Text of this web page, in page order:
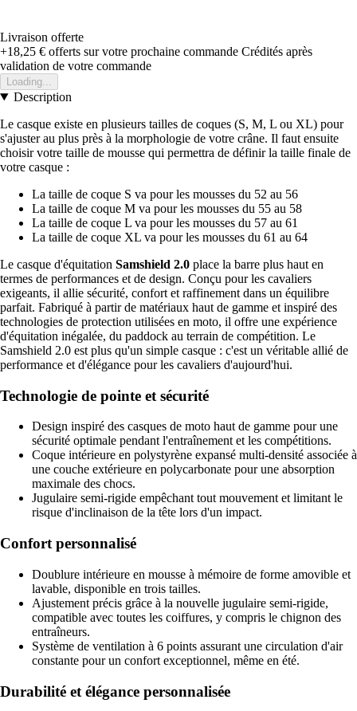
Livraison offerte
+18,25 € offerts sur votre prochaine commande Crédités après
validation de votre commande
Loading...
Description
Le casque existe en plusieurs tailles de coques (S, M, L ou XL) pour
s'ajuster au plus près à la morphologie de votre crâne. Il faut ensuite
choisir votre taille de mousse qui permettra de définir la taille finale de
votre casque :
La taille de coque S va pour les mousses du 52 au 56
La taille de coque M va pour les mousses du 55 au 58
La taille de coque L va pour les mousses du 57 au 61
La taille de coque XL va pour les mousses du 61 au 64
Le casque d'équitation Samshield 2.0 place la barre plus haut en
termes de performances et de design. Conçu pour les cavaliers
exigeants, il allie sécurité, confort et raffinement dans un équilibre
parfait. Fabriqué à partir de matériaux haut de gamme et inspiré des
technologies de protection utilisées en moto, il offre une expérience
d'équitation inégalée, du paddock au terrain de compétition. Le
Samshield 2.0 est plus qu'un simple casque : c'est un véritable allié de
performance et d'élégance pour les cavaliers d'aujourd'hui.
Technologie de pointe et sécurité
Design inspiré des casques de moto haut de gamme pour une
sécurité optimale pendant l'entraînement et les compétitions.
Coque intérieure en polystyrène expansé multi-densité associée à
une couche extérieure en polycarbonate pour une absorption
maximale des chocs.
Jugulaire semi-rigide empêchant tout mouvement et limitant le
risque d'inclinaison de la tête lors d'un impact.
Confort personnalisé
Doublure intérieure en mousse à mémoire de forme amovible et
lavable, disponible en trois tailles.
Ajustement précis grâce à la nouvelle jugulaire semi-rigide,
compatible avec toutes les coiffures, y compris le chignon des
entraîneurs.
Système de ventilation à 6 points assurant une circulation d'air
constante pour un confort exceptionnel, même en été.
Durabilité et élégance personnalisée